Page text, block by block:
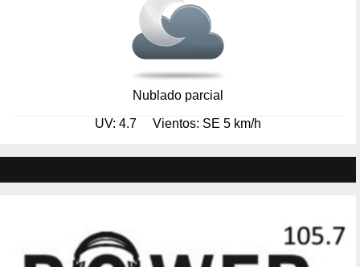
Nublado parcial
UV: 4.7 Vientos: SE 5 km/h